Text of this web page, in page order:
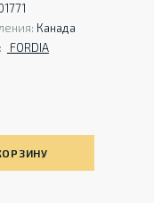
Канада
FORDIA